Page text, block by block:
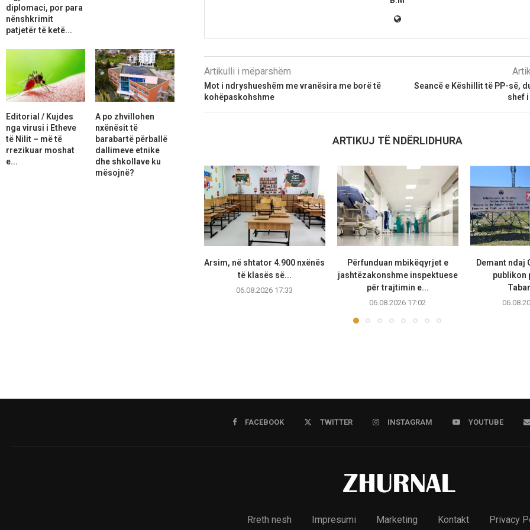
Artikulli i mëparshëm
Mot i ndryshueshëm me vranësira me borë të
kohëpaskohshme
Seancë e Këshillit të PP-së,
shef
ARTIKUJ TË NDËRLIDHURA
Arsim, në shtator 4.900 nxënës
të klasës së...
06.08.2026 17:33
Përfunduan mbikëqyrjet e
jashtëzakonshme inspektuese
për trajtimin e...
06.08.2026 17:02
Demant ndaj
publikon
diplomaci, por para
nënshkrimit
patjetër të ketë...
Editorial / Kujdes
nga virusi i Etheve
të Nilit – më të
rrezikuar moshat
e...
A po zhvillohen
nxënësit të
barabartë përballë
dallimeve etnike
dhe shkollave ku
mësojnë?
FACEBOOK TWITTER INSTAGRAM YOUTUBE
Rreth nesh Impresumi Marketing Kontakt Privacy